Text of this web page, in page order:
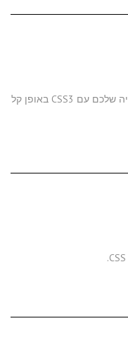
כך אפשר להנפיש כל אלמנט באתר/אפליקציה שלכם עם CSS3 באופן קל